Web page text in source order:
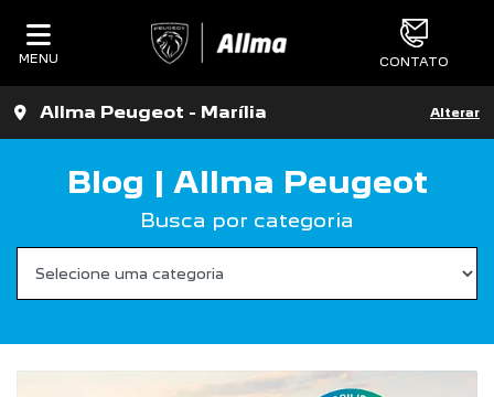
MENU CONTATO
Allma Peugeot - Marília Alterar
Blog | Allma Peugeot
Busca por categoria